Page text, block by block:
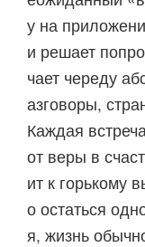
у на
и решает
чает череду
азговоры,
Каждая
от веры в
ит к горькому
о остаться
я, жизнь